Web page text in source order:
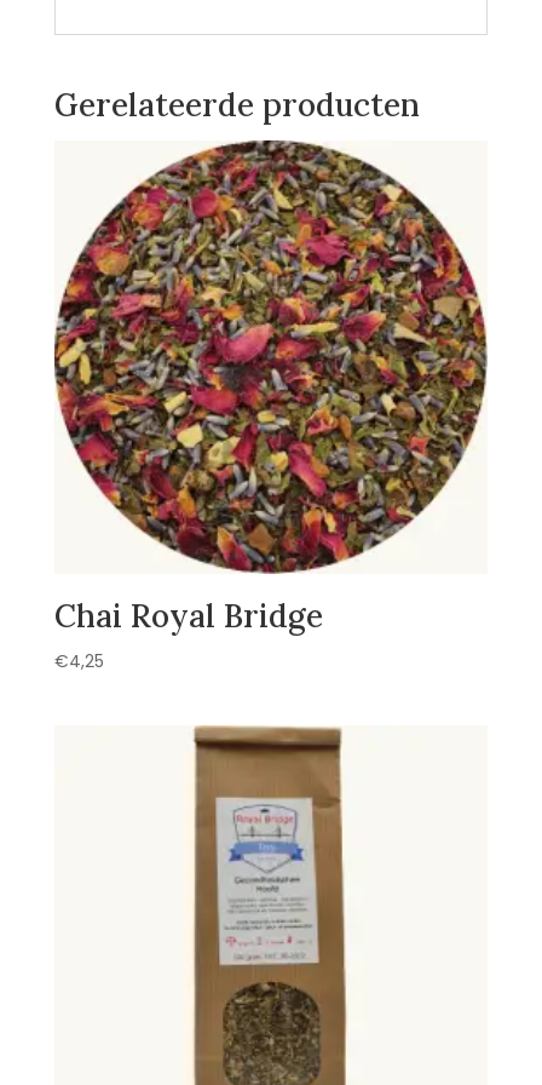
Gerelateerde producten
Chai Royal Bridge
€4,25